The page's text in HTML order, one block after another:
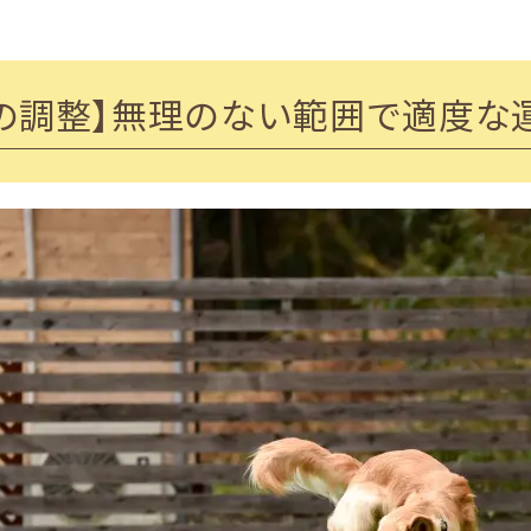
調整】無理のない範囲で適度な